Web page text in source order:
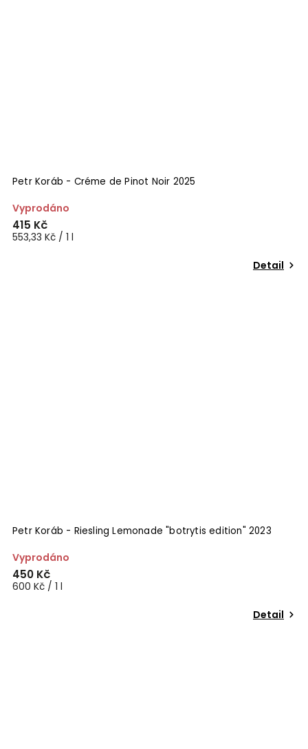
Petr Koráb - Créme de Pinot Noir 2025
Vyprodáno
415 Kč
553,33 Kč / 1 l
Detail
Petr Koráb - Riesling Lemonade "botrytis edition" 2023
Vyprodáno
450 Kč
600 Kč / 1 l
Detail